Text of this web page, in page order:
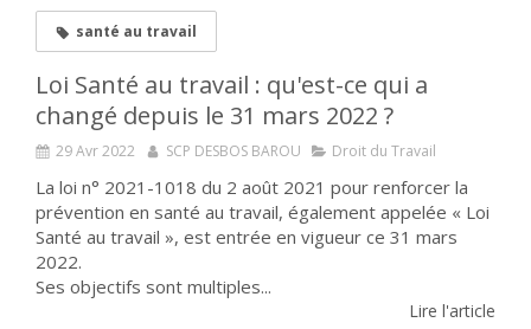
santé au travail
Loi Santé au travail : qu'est-ce qui a
changé depuis le 31 mars 2022 ?
29 Avr 2022 SCP DESBOS BAROU Droit du Travail
La loi n° 2021-1018 du 2 août 2021 pour renforcer la
prévention en santé au travail, également appelée « Loi
Santé au travail », est entrée en vigueur ce 31 mars
2022.
Ses objectifs sont multiples...
Lire l'article